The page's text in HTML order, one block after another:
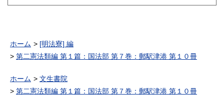
ホーム
[明法寮] 編
第二憲法類編 第１篇：国法部 第７巻：郵駅津港 第１０冊
ホーム
文生書院
第二憲法類編 第１篇：国法部 第７巻：郵駅津港 第１０冊